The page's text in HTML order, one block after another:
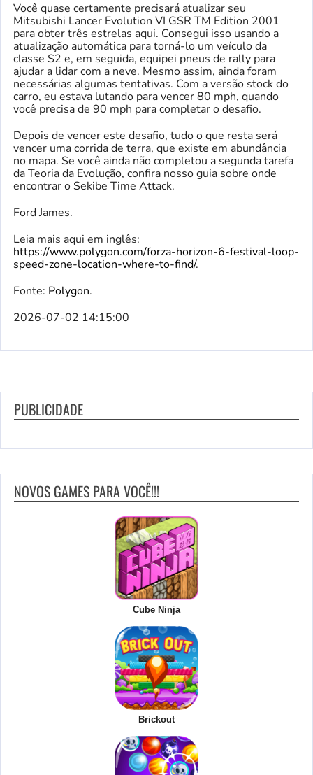
Você quase certamente precisará atualizar seu
Mitsubishi Lancer Evolution VI GSR TM Edition 2001
para obter três estrelas aqui. Consegui isso usando a
atualização automática para torná-lo um veículo da
classe S2 e, em seguida, equipei pneus de rally para
ajudar a lidar com a neve. Mesmo assim, ainda foram
necessárias algumas tentativas. Com a versão stock do
carro, eu estava lutando para vencer 80 mph, quando
você precisa de 90 mph para completar o desafio.
Depois de vencer este desafio, tudo o que resta será
vencer uma corrida de terra, que existe em abundância
no mapa. Se você ainda não completou a segunda tarefa
da Teoria da Evolução, confira nosso guia sobre onde
encontrar o Sekibe Time Attack.
Ford James.
Leia mais aqui em inglês:
https://www.polygon.com/forza-horizon-6-festival-loop-
speed-zone-location-where-to-find/.
Fonte: Polygon.
2026-07-02 14:15:00
PUBLICIDADE
NOVOS GAMES PARA VOCÊ!!!
Cube Ninja
Brickout